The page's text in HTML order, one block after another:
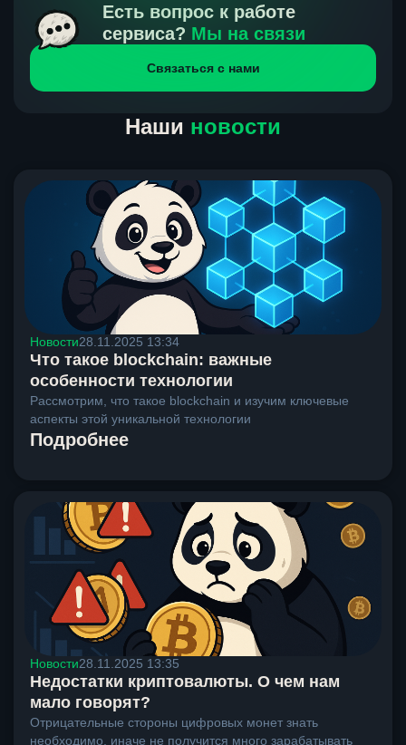
получения нами средств от тебя, а на другой части
направлений курс, указанный на сайте, является
окончательным. Если сомневаешься, напиши в онлайн-
чат на сайте, мы поможем разобраться.
Есть вопрос к работе
сервиса? Мы на связи
Связаться с нами
Наши новости
Новости28.11.2025 13:34
Что такое blockchain: важные
особенности технологии
Рассмотрим, что такое blockchain и изучим ключевые
аспекты этой уникальной технологии
Подробнее
Новости28.11.2025 13:35
Недостатки криптовалюты. О чем нам
мало говорят?
Отрицательные стороны цифровых монет знать
необходимо, иначе не получится много зарабатывать